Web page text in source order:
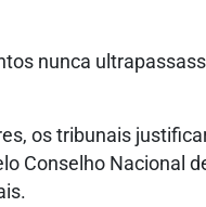
nunca
os tribunais
Conselho Nacional